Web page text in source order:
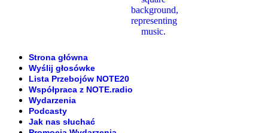
Strona główna
Wyślij głosówke
Lista Przebojów NOTE20
Współpraca z NOTE.radio
Wydarzenia
Podcasty
Jak nas słuchać